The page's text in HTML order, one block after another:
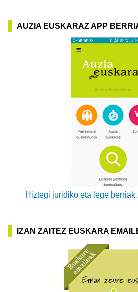
AUZIA EUSKARAZ APP
Hiztegi juridiko eta lege berriak
IZAN ZAITEZ EUSKARA